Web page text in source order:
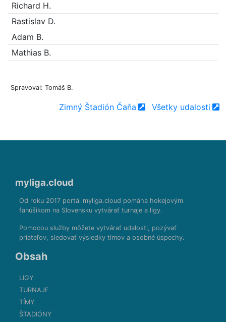
Richard H.
Rastislav D.
Adam B.
Mathias B.
Spravoval: Tomáš B.
Zimný Štadión Čaňa Všetky udalosti
myliga.cloud
Od roku 2017 portál myliga.cloud pomáha hokejovým
fanúšikom na Slovensku vytvárať turnaje a ligy.
Pomocou služby môžete vytvárať udalosti, pozývať
priateľov, sledovať výsledky tímov a osobné úspechy.
Obsah
LIGY
TURNAJE
TÍMY
ŠTADIÓNY